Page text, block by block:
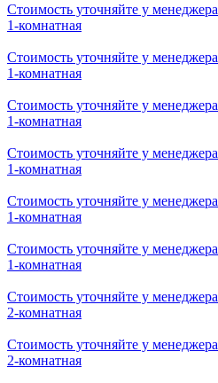
Стоимость уточняйте у менеджера
1-комнатная
Стоимость уточняйте у менеджера
1-комнатная
Стоимость уточняйте у менеджера
1-комнатная
Стоимость уточняйте у менеджера
1-комнатная
Стоимость уточняйте у менеджера
1-комнатная
Стоимость уточняйте у менеджера
1-комнатная
Стоимость уточняйте у менеджера
2-комнатная
Стоимость уточняйте у менеджера
2-комнатная